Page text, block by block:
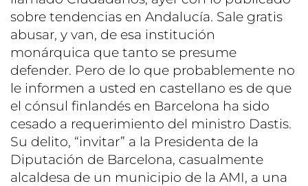
sobre tendencias en Andalucía. Sale gratis
abusar, y van, de esa institución
monárquica que tanto se presume
defender. Pero de lo que probablemente no
le informen a usted en castellano es de que
el cónsul finlandés en Barcelona ha sido
cesado a requerimiento del ministro Dastis.
Su delito, “invitar” a la Presidenta de la
Diputación de Barcelona, casualmente
alcaldesa de un municipio de la AMI, a una